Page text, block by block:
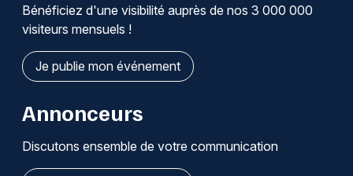
Bénéficiez d'une visibilité auprès de nos 3 000 000
visiteurs mensuels !
Je publie mon événement
Annonceurs
Discutons ensemble de votre communication